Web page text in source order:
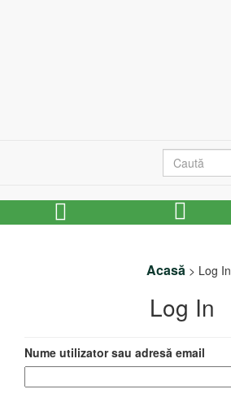
Acasă> Log In
Log In
Nume utilizator sau adresă email